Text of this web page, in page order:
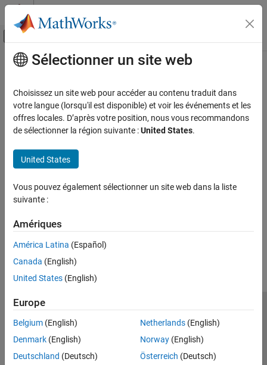
Passer au contenu
Activer/désactiver l'affichage du menu
Accueil de la documentation
Contenu principal
How useful was this information?
Sélectionner un site web
Choisissez un site web pour accéder au contenu traduit dans
votre langue (lorsqu'il est disponible) et voir les événements et les
offres locales. D’après votre position, nous vous recommandons
de sélectionner la région suivante :United States.
United States
Vous pouvez également sélectionner un site web dans la liste
suivante :
Amériques
América Latina (Español)
Canada (English)
United States (English)
Europe
Belgium (English)
Denmark (English)
Deutschland (Deutsch)
Netherlands(English)
Norway(English)
Österreich (Deutsch)
Lutte anti-piratage
Contacts locaux
© 1994-2026 The MathWorks, Inc.